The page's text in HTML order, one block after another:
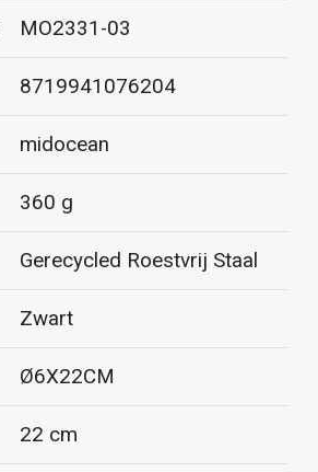
MO2331-03
8719941076204
midocean
360 g
Gerecycled Roestvrij Staal
Zwart
Ø6X22CM
22 cm